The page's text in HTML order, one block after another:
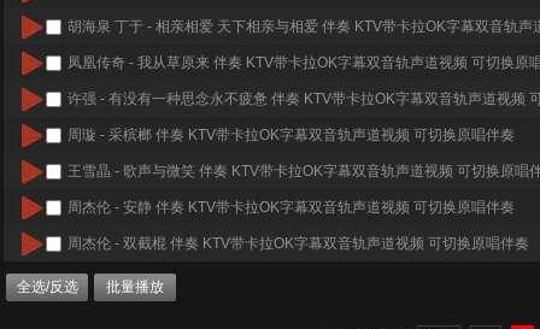
胡海泉 丁于 - 相亲相爱 天下相亲与相爱 伴奏 KTV带卡拉OK字幕双音轨声
凤凰传奇 - 我从草原来 伴奏 KTV带卡拉OK字幕双音轨声道视频 可切换原
许强 - 有没有一种思念永不疲惫 伴奏 KTV带卡拉OK字幕双音轨声道视频
周璇 - 采槟榔 伴奏 KTV带卡拉OK字幕双音轨声道视频 可切换原唱伴奏
王雪晶 - 歌声与微笑 伴奏 KTV带卡拉OK字幕双音轨声道视频 可切换原唱
周杰伦 - 安静 伴奏 KTV带卡拉OK字幕双音轨声道视频 可切换原唱伴奏
周杰伦 - 双截棍 伴奏 KTV带卡拉OK字幕双音轨声道视频 可切换原唱伴奏
全选/反选 批量播放